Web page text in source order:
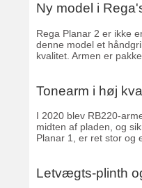
Ny model i
Rega Planar 2 er ikke
denne model et
kvalitet. Armen er
Tonearm i høj
I 2020 blev RB220-
midten af pladen, og
Planar 1, er ret stor og
Letvægts-plinth